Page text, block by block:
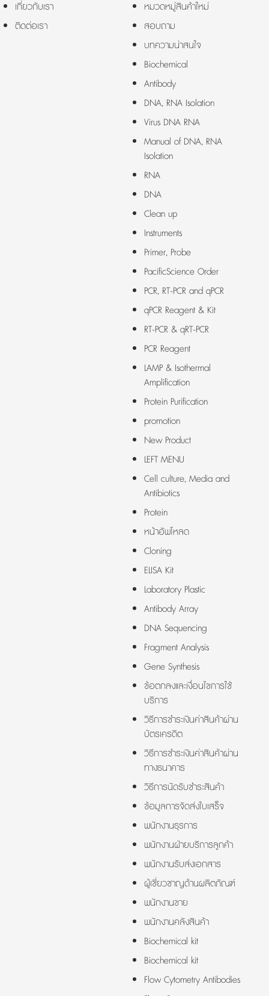
เกี่ยวกับเรา
ติดต่อเรา
หมวดหมู่สินค้าใหม่
สอบถาม
บทความน่าสนใจ
Biochemical
Antibody
DNA, RNA Isolation
Virus DNA RNA
Manual of DNA, RNA
Isolation
RNA
DNA
Clean up
Instruments
Primer, Probe
PacificScience Order
PCR, RT-PCR and qPCR
qPCR Reagent & Kit
RT-PCR & qRT-PCR
PCR Reagent
LAMP & Isothermal
Amplification
Protein Purification
promotion
New Product
LEFT MENU
Cell culture, Media and
Antibiotics
Protein
หน้าอัพโหลด
Cloning
ELISA Kit
Laboratory Plastic
Antibody Array
DNA Sequencing
Fragment Analysis
Gene Synthesis
ข้อตกลงและเงื่อนไขการใช้
บริการ
วิธีการชำระเงินค่าสินค้าผ่าน
บัตรเครดิต
วิธีการชำระเงินค่าสินค้าผ่าน
ทางธนาคาร
วิธีการนัดรับชำระสินค้า
ข้อมูลการจัดส่งใบเสร็จ
พนักงานธุรการ
พนักงานฝ่ายบริการลูกค้า
พนักงานรับส่งเอกสาร
ผู้เชี่ยวชาญด้านผลิตภัณฑ์
พนักงานขาย
พนักงานคลังสินค้า
Biochemical kit
Biochemical kit
Flow Cytometry Antibodies